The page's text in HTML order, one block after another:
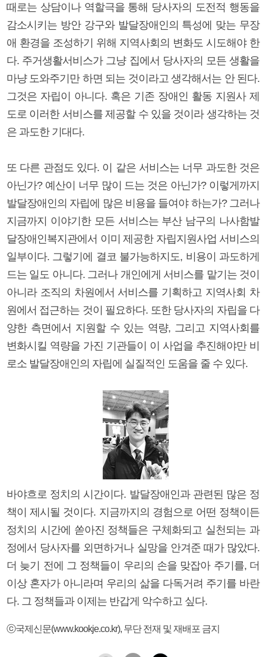
때로는 상담이나 역할극을 통해 당사자의 도전적 행동을
감소시키는 방안 강구와 발달장애인의 특성에 맞는 무장
애 환경을 조성하기 위해 지역사회의 변화도 시도해야 한
다. 주거생활서비스가 그냥 집에서 당사자의 모든 생활을
마냥 도와주기만 하면 되는 것이라고 생각해서는 안 된다.
그것은 자립이 아니다. 혹은 기존 장애인 활동 지원사 제
도로 이러한 서비스를 제공할 수 있을 것이라 생각하는 것
은 과도한 기대다.
또 다른 관점도 있다. 이 같은 서비스는 너무 과도한 것은
아닌가? 예산이 너무 많이 드는 것은 아닌가? 이렇게까지
발달장애인의 자립에 많은 비용을 들여야 하는가? 그러나
지금까지 이야기한 모든 서비스는 부산 남구의 나사함발
달장애인복지관에서 이미 제공한 자립지원사업 서비스의
일부이다. 그렇기에 결코 불가능하지도, 비용이 과도하게
드는 일도 아니다. 그러나 개인에게 서비스를 맡기는 것이
아니라 조직의 차원에서 서비스를 기획하고 지역사회 차
원에서 접근하는 것이 필요하다. 또한 당사자의 자립을 다
양한 측면에서 지원할 수 있는 역량, 그리고 지역사회를
변화시킬 역량을 가진 기관들이 이 사업을 추진해야만 비
로소 발달장애인의 자립에 실질적인 도움을 줄 수 있다.
바야흐로 정치의 시간이다. 발달장애인과 관련된 많은 정
책이 제시될 것이다. 지금까지의 경험으로 어떤 정책이든
정치의 시간에 쏟아진 정책들은 구체화되고 실천되는 과
정에서 당사자를 외면하거나 실망을 안겨준 때가 많았다.
더 늦기 전에 그 정책들이 우리의 손을 맞잡아 주기를, 더
이상 혼자가 아니라며 우리의 삶을 다독거려 주기를 바란
다. 그 정책들과 이제는 반갑게 악수하고 싶다.
ⓒ국제신문(www.kookje.co.kr), 무단 전재 및 재배포 금지